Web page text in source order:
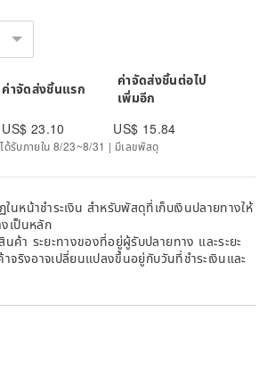
ค่าจัดส่งชิ้นแรก
ค่าจัดส่งชิ้นต่อไป
เพิ่มอีก
US$ 23.10 US$ 15.84
ด้รับภายใน 8/23~8/31 | มีเลขพัสดุ
นหน้าชำระเงิน สำหรับพัสดุที่เก็บเงินปลายทางให้
เป็นหลัก
ค้า ระยะทางของที่อยู่ผู้รับปลายทาง และระยะ
จริงอาจเปลี่ยนแปลงขึ้นอยู่กับวันที่ชำระเงินและ